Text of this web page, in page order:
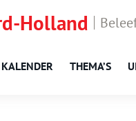
Holland
KALENDER THEMA’S